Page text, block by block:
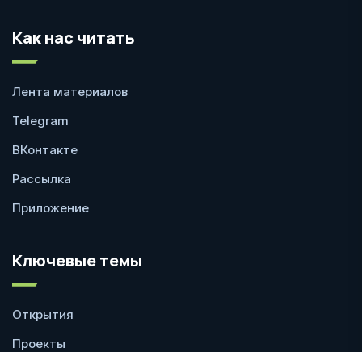
Как нас читать
Лента материалов
Telegram
ВКонтакте
Рассылка
Приложение
Ключевые темы
Открытия
Проекты